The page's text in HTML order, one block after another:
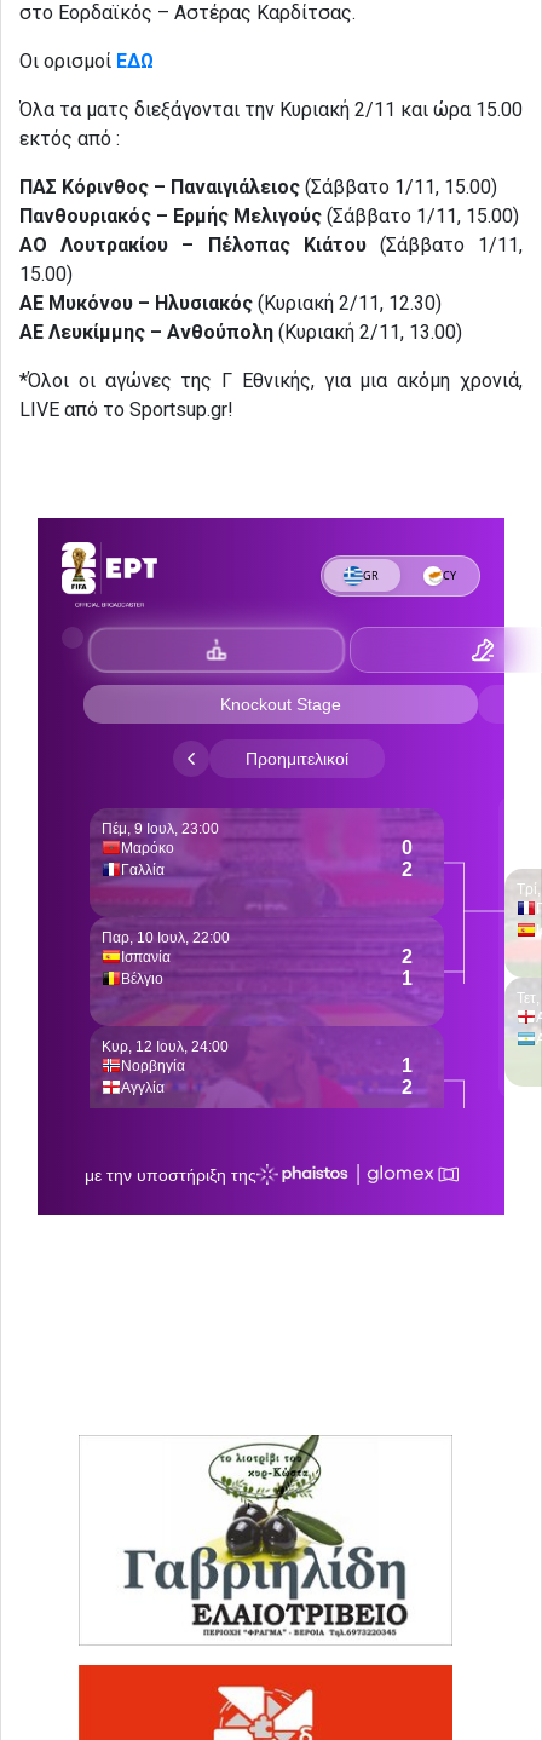
στο Εορδαϊκός – Αστέρας Καρδίτσας.
Οι ορισμοί ΕΔΩ
Όλα τα ματς διεξάγονται την Κυριακή 2/11 και ώρα 15.00
εκτός από :
ΠΑΣ Κόρινθος – Παναιγιάλειος (Σάββατο 1/11, 15.00)
Πανθουριακός – Ερμής Μελιγούς (Σάββατο 1/11, 15.00)
ΑΟ Λουτρακίου – Πέλοπας Κιάτου(Σάββατο 1/11,
15.00)
ΑΕ Μυκόνου – Ηλυσιακός (Κυριακή 2/11, 12.30)
ΑΕ Λευκίμμης – Ανθούπολη (Κυριακή 2/11, 13.00)
*Όλοι οι αγώνες της Γ Εθνικής, για μια ακόμη χρονιά,
LIVE από το Sportsup.gr!